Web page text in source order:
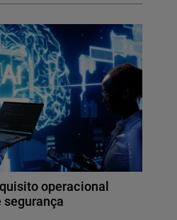
operacional
segurança